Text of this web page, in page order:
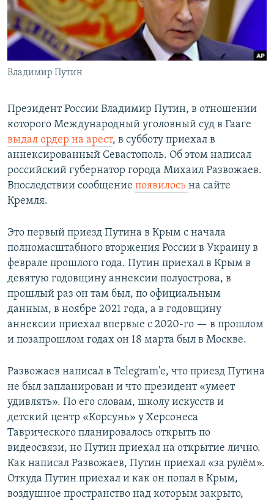
Владимир Путин
Президент России Владимир Путин, в отношении
которого Международный уголовный суд в Гааге
выдал ордер на арест, в субботу приехал в
аннексированный Севастополь. Об этом написал
российский губернатор города Михаил Развожаев.
Впоследствии сообщение появилось на сайте
Кремля.
Это первый приезд Путина в Крым с начала
полномасштабного вторжения России в Украину в
феврале прошлого года. Путин приехал в Крым в
девятую годовщину аннексии полуострова, в
прошлый раз он там был, по официальным
данным, в ноябре 2021 года, а в годовщину
аннексии приехал впервые с 2020-го — в прошлом
и позапрошлом годах он 18 марта был в Москве.
Развожаев написал в Telegram'е, что приезд Путина
не был запланирован и что президент «умеет
удивлять». По его словам, школу искусств и
детский центр «Корсунь» у Херсонеса
Таврического планировалось открыть по
видеосвязи, но Путин приехал на открытие лично.
Как написал Развожаев, Путин приехал «за рулём».
Откуда Путин приехал и как он попал в Крым,
воздушное пространство над которым закрыто,